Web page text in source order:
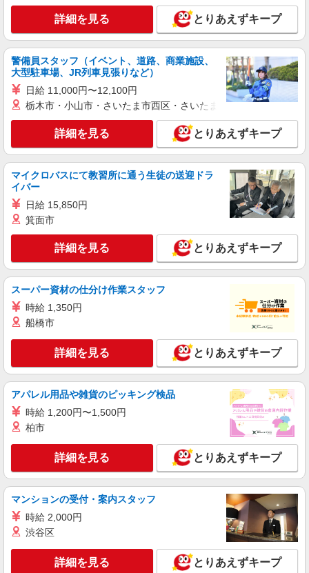
（早朝）荷受け・商品陳列
時給1,500円
ライフ勝どきミッド店 東京都中央区勝どき4-6-
2
キープ 詳細を見る
文化堂月島☆株式会社チェッカーサポート NO．7715
レジスタッフ【お仕事NO．7715】
≪時給詳細≫ 時給 1,500円以上 ※高校生＝時
給1,400円以上 ★17時以降は時給100円UP！ ★さ
らに日祝は時給100円UP！ →日祝の17時以降は時
キープ
パート
サミットストア 月島3丁目店
スーパー店内精肉スタッフ
時給1400円〜1450円（経験や業務内容によ
■サミットストア 月島3丁目店 東京都中央区
月島3-18
キープ 詳細を見る
パート
サミットストア 月島3丁目店
スーパー店内総菜スタッフ
時給1400円〜1450円（経験や業務内容によ
る） ★22時以降は平日時給の3割増！（22時以降
の勤務がある場合）
月島3-18
詳細を見る
詳細を見る とりあえずキープ
警備員スタッフ（イベント、道路、商業施設、
大型駐車場、JR列車見張りなど）
日給 11,000円〜12,100円
栃木市・小山市・さいたま市西区・さいたま市岩槻区・久喜市・
詳細を見る とりあえずキープ
マイクロバスにて教習所に通う生徒の送迎ドラ
イバー
日給 15,850円
箕面市
詳細を見る とりあえずキープ
スーパー資材の仕分け作業スタッフ
時給 1,350円
船橋市
詳細を見る とりあえずキープ
アパレル用品や雑貨のピッキング検品
時給 1,200円〜1,500円
柏市
詳細を見る とりあえずキープ
マンションの受付・案内スタッフ
時給 2,000円
渋谷区
詳細を見る とりあえずキープ